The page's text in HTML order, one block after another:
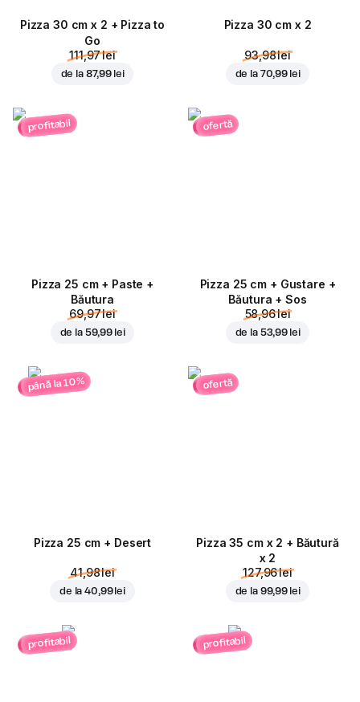
Pizza 30 cm x 2 + Pizza to
Go
111,97 lei
de la 87,99 lei
Pizza 30 cm x 2
93,98 lei
de la 70,99 lei
profitabil
Pizza 25 cm + Paste +
Băutura
69,97 lei
de la 59,99 lei
ofertă
Pizza 25 cm + Gustare +
Băutura + Sos
58,96 lei
de la 53,99 lei
până la 10%
Pizza 25 cm + Desert
41,98 lei
de la40,99 lei
ofertă
Pizza 35 cm x 2 + Băutură
x 2
127,96 lei
de la 99,99 lei
profitabil profitabil